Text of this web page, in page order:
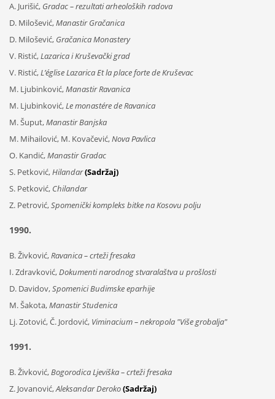
A. Jurišić, Gradac – rezultati arheoloških radova
D. Milošević,Manastir Gračanica
D. Milošević, Gračanica Monastery
V. Ristić,Lazarica i Kruševački grad
V. Ristić,L’église Lazarica Et la place forte de Kruševac
M. Ljubinković,Manastir Ravanica
M. Ljubinković,Le monastére de Ravanica
M. Šuput,Manastir Banjska
M. Mihailović, M. Kovačević,Nova Pavlica
O. Kandić,Manastir Gradac
S. Petković,Hilandar(Sadržaj)
S. Petković, Chilandar
Z. Petrović,Spomenički kompleks bitke na Kosovu polju
1990.
B. Živković,Ravanica – crteži fresaka
I. Zdravković,Dokumenti narodnog stvaralaštva u prošlosti
D. Davidov,Spomenici Budimske eparhije
M. Šakota,Manastir Studenica
Lj. Zotović, Č. Jordović, Viminacium – nekropola "Više grobalja"
1991.
B. Živković,Bogorodica Ljeviška – crteži fresaka
Z. Jovanović,Aleksandar Deroko(Sadržaj)